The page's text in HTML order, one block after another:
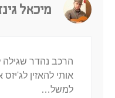
מיכאל
הרכב נהדר שגילה
אותי להאזין לג'יזס
למשל…